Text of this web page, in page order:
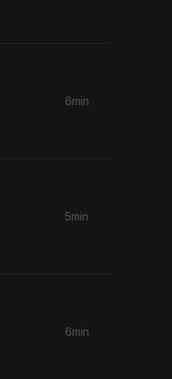
6min
5min
6min